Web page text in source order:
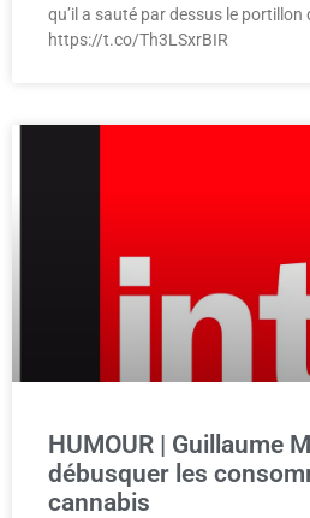
qu’il a sauté par dessus le portillon
https://t.co/Th3LSxrBIR
HUMOUR | Guillaume
débusquer les
cannabis